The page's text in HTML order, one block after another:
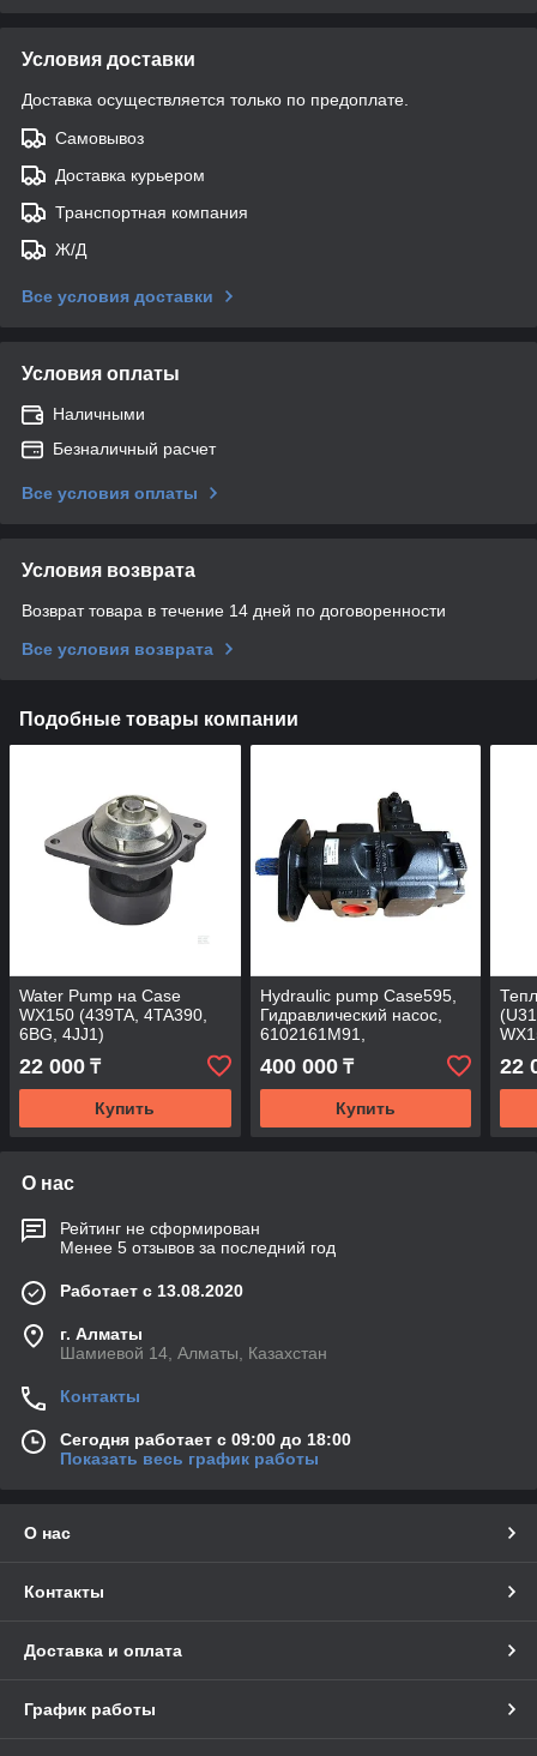
Условия доставки
Доставка осуществляется только по предоплате.
Самовывоз
Доставка курьером
Транспортная компания
Ж/Д
Все условия доставки
Условия оплаты
Наличными
Безналичный расчет
Все условия оплаты
Условия возврата
Возврат товара в течение 14 дней по договоренности
Все условия возврата
Подобные товары компании
Water Pump на Case
WX150 (439TA, 4TA390,
6BG, 4JJ1)
22 000 ₸
Купить
Hydraulic pump Case595,
Гидравлический насос,
6102161M91,
6101988M92.
400 000₸
Купить
22
О нас
Рейтинг не сформирован
Менее 5 отзывов за последний год
Работает с 13.08.2020
г. Алматы
Шамиевой 14, Алматы, Казахстан
Контакты
Сегодня работает с 09:00 до 18:00
Показать весь график работы
О нас
Контакты
Доставка и оплата
График работы